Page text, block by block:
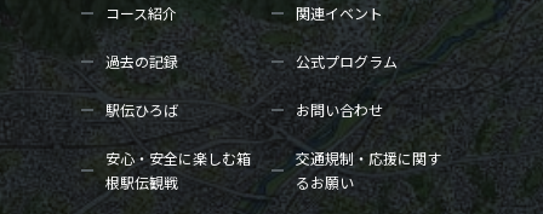
コース紹介 関連イベント
過去の記録 公式プログラム
駅伝ひろば お問い合わせ
安心・安全に楽しむ箱
根駅伝観戦
交通規制・応援に関す
るお願い